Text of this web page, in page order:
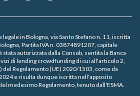
in Bologna, via Santo Stefano n. 11, iscritta
Partita IVA n. 03874891207, capitale
stata autorizzata dalla Consob, sentita la Banca
di lending crowdfunding di cui all'articolo 2,
del Regolamento (UE) 2020/1503, come da
e risulta dunque iscritta nell'apposito
medesimo Regolamento, tenuto dall'ESMA.